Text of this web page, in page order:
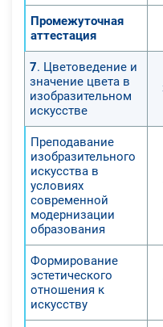
Промежуточная
аттестация
7. Цветоведение и
значение цвета в
изобразительном
искусстве
Преподавание
изобразительного
искусства в
условиях
современной
модернизации
образования
Формирование
эстетического
отношения к
искусству